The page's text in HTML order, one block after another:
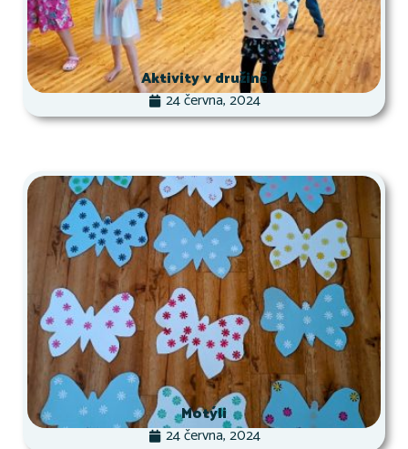
Aktivity v družině
24 června, 2024
Motýli
24 června, 2024